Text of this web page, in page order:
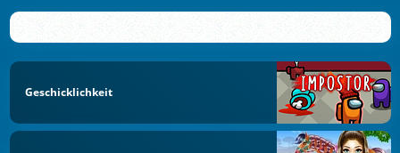
Geschicklichkeit